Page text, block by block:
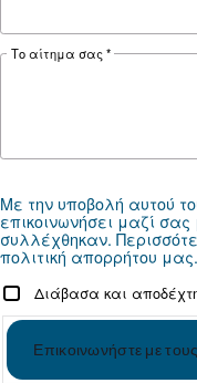
ιδανικός.